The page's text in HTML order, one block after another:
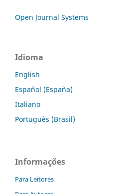
Open Journal Systems
Idioma
English
Español (España)
Italiano
Português (Brasil)
Informações
Para Leitores